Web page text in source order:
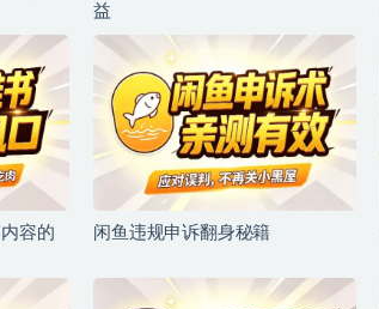
益
容的
闲鱼违规申诉翻身秘籍